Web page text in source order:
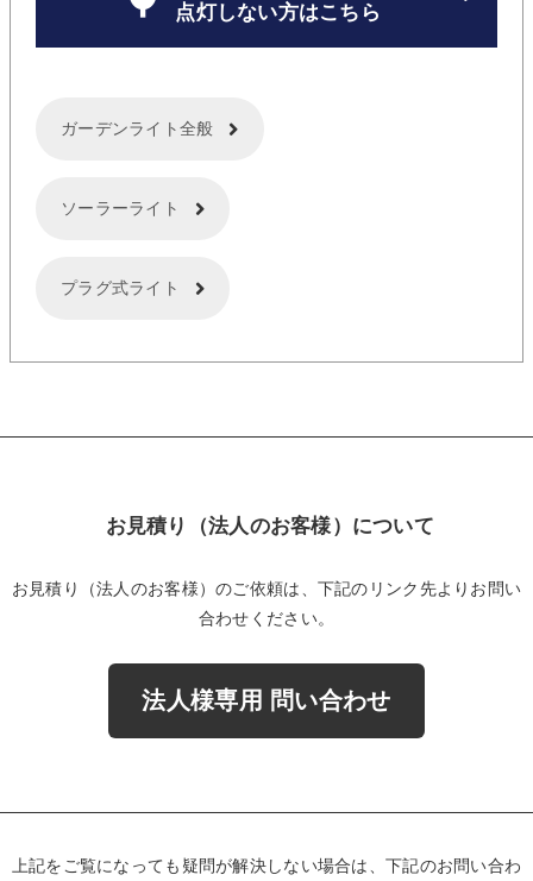
点灯しない方はこちら
ガーデンライト全般
ソーラーライト
プラグ式ライト
お見積り（法人のお客様）について
お見積り（法人のお客様）のご依頼は、下記のリンク先よりお問い
合わせください。
法人様専用 問い合わせ
上記をご覧になっても疑問が解決しない場合は、下記のお問い合わ